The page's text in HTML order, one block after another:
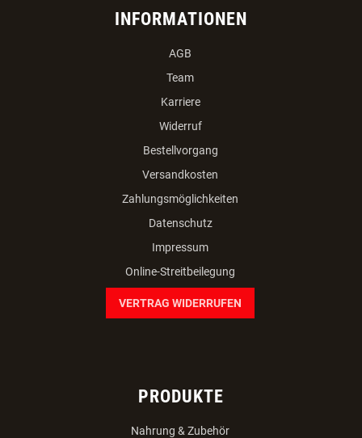
INFORMATIONEN
AGB
Team
Karriere
Widerruf
Bestellvorgang
Versandkosten
Zahlungsmöglichkeiten
Datenschutz
Impressum
Online-Streitbeilegung
VERTRAG WIDERRUFEN
PRODUKTE
Nahrung & Zubehör